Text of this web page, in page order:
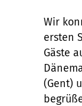
Wir
ersten
Gäste
(Gent)